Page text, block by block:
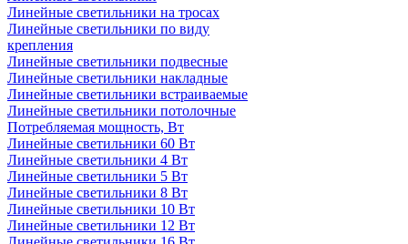
Линейные светильники на тросах
Линейные светильники по виду
крепления
Линейные светильники подвесные
Линейные светильники накладные
Линейные светильники встраиваемые
Линейные светильники потолочные
Потребляемая мощность, Вт
Линейные светильники 60 Вт
Линейные светильники 4 Вт
Линейные светильники 5 Вт
Линейные светильники 8 Вт
Линейные светильники 10 Вт
Линейные светильники 12 Вт